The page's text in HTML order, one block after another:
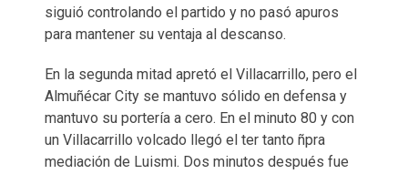
siguió controlando el partido y no pasó apuros
para mantener su ventaja al descanso.
En la segunda mitad apretó el Villacarrillo, pero el
Almuñécar City se mantuvo sólido en defensa y
mantuvo su portería a cero. En el minuto 80 y con
un Villacarrillo volcado llegó el ter tanto ñpra
mediación de Luismi. Dos minutos después fue